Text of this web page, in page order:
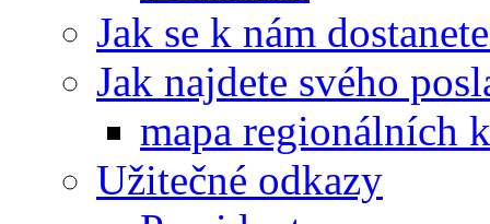
Jak se k nám
Jak najdete svého
mapa regionálních
Užitečné odkazy